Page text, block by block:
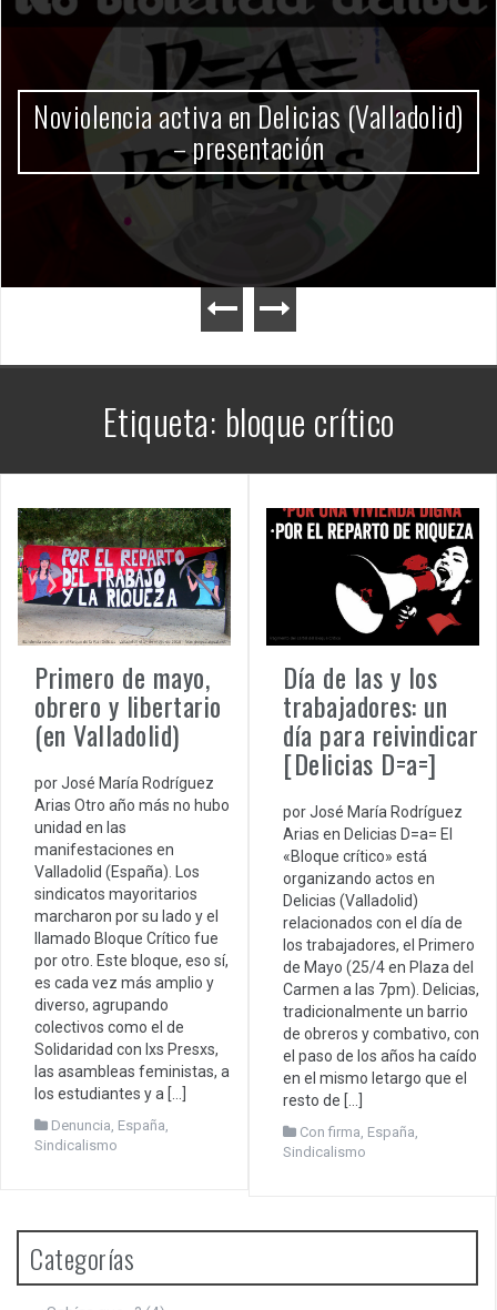
Gobierno Milei
Etiqueta: bloque crítico
Primero de mayo,
obrero y libertario
(en Valladolid)
por José María Rodríguez
Arias Otro año más no hubo
unidad en las
manifestaciones en
Valladolid (España). Los
sindicatos mayoritarios
marcharon por su lado y el
llamado Bloque Crítico fue
por otro. Este bloque, eso sí,
es cada vez más amplio y
diverso, agrupando
colectivos como el de
Solidaridad con lxs Presxs,
las asambleas feministas, a
los estudiantes y a […]
Denuncia España
Sindicalismo
Día de las y los
trabajadores: un
día para reivindicar
[Delicias D=a=]
por José María Rodríguez
Arias en Delicias D=a= El
«Bloque crítico» está
organizando actos en
Delicias (Valladolid)
relacionados con el día de
los trabajadores, el Primero
de Mayo (25/4 en Plaza del
Carmen a las 7pm). Delicias,
tradicionalmente un barrio
de obreros y combativo, con
el paso de los años ha caído
en el mismo letargo que el
resto de […]
Con firma España
Sindicalismo
Categorías